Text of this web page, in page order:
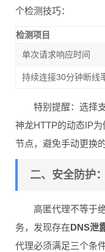
个检测技巧：
检测项目
单次请求响应时间
持续连接30分钟断线
特别提醒：选择
神龙HTTP的动态IP
节点，避免手动更换的
二、安全防护
高匿代理不等于
务，发现存在DNS泄
代理必须满足三个条件